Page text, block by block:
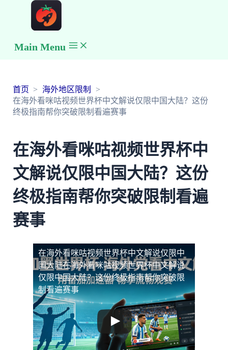
Main Menu
首页
海外地区限制
在海外看咪咕视频世界杯中文解说仅限中国大陆？这份
终极指南帮你突破限制看遍赛事
在海外看咪咕视频世界杯中
文解说仅限中国大陆？这份
终极指南帮你突破限制看遍
赛事
在海外看咪咕视频世界杯中文解说仅限中
国大陆在海外看咪咕视频世界杯中文解说
仅限中国大陆？这份终极指南帮你突破限
制看遍赛事